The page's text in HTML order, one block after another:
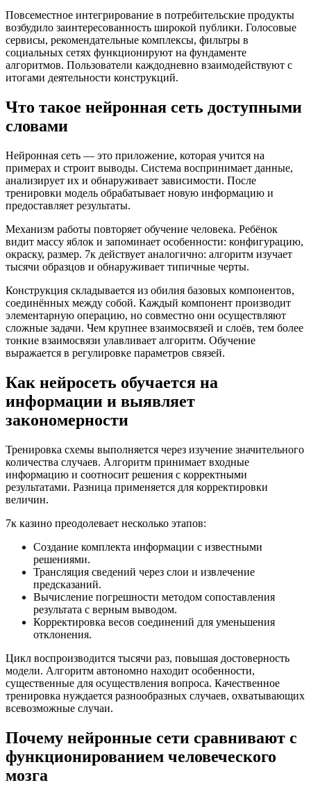
Повсеместное интегрирование в потребительские продукты
возбудило заинтересованность широкой публики. Голосовые
сервисы, рекомендательные комплексы, фильтры в
социальных сетях функционируют на фундаменте
алгоритмов. Пользователи каждодневно взаимодействуют с
итогами деятельности конструкций.
Что такое нейронная сеть доступными
словами
Нейронная сеть — это приложение, которая учится на
примерах и строит выводы. Система воспринимает данные,
анализирует их и обнаруживает зависимости. После
тренировки модель обрабатывает новую информацию и
предоставляет результаты.
Механизм работы повторяет обучение человека. Ребёнок
видит массу яблок и запоминает особенности: конфигурацию,
окраску, размер. 7к действует аналогично: алгоритм изучает
тысячи образцов и обнаруживает типичные черты.
Конструкция складывается из обилия базовых компонентов,
соединённых между собой. Каждый компонент производит
элементарную операцию, но совместно они осуществляют
сложные задачи. Чем крупнее взаимосвязей и слоёв, тем более
тонкие взаимосвязи улавливает алгоритм. Обучение
выражается в регулировке параметров связей.
Как нейросеть обучается на
информации и выявляет
закономерности
Тренировка схемы выполняется через изучение значительного
количества случаев. Алгоритм принимает входные
информацию и соотносит решения с корректными
результатами. Разница применяется для корректировки
величин.
7к казино преодолевает несколько этапов:
Создание комплекта информации с известными
решениями.
Трансляция сведений через слои и извлечение
предсказаний.
Вычисление погрешности методом сопоставления
результата с верным выводом.
Корректировка весов соединений для уменьшения
отклонения.
Цикл воспроизводится тысячи раз, повышая достоверность
модели. Алгоритм автономно находит особенности,
существенные для осуществления вопроса. Качественное
тренировка нуждается разнообразных случаев, охватывающих
всевозможные случаи.
Почему нейронные сети сравнивают с
функционированием человеческого
мозга